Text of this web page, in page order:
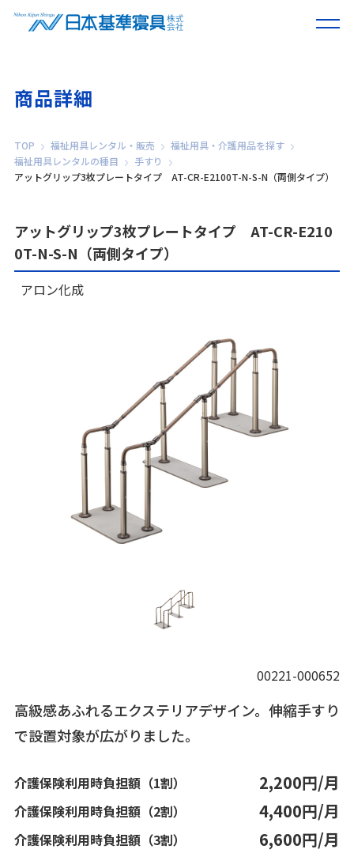
商品詳細
TOP 福祉用具レンタル・販売
福祉用具・介護用品を探す
福祉用具レンタルの種目
手すり
アットグリップ3枚プレートタイプ AT-CR-E2100T-N-S-N（両側タイプ）
アットグリップ3枚プレートタイプ AT-CR-E210
0T-N-S-N（両側タイプ）
アロン化成
00221-000652
高級感あふれるエクステリアデザイン。伸縮手すり
で設置対象が広がりました。
介護保険利用時負担額（1割） 2,200円/月
介護保険利用時負担額（2割） 4,400円/月
介護保険利用時負担額（3割） 6,600円/月